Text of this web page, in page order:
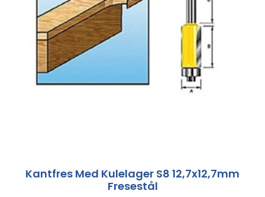
Kantfres Med Kulelager S8 12,7x12,7mm
Fresestål